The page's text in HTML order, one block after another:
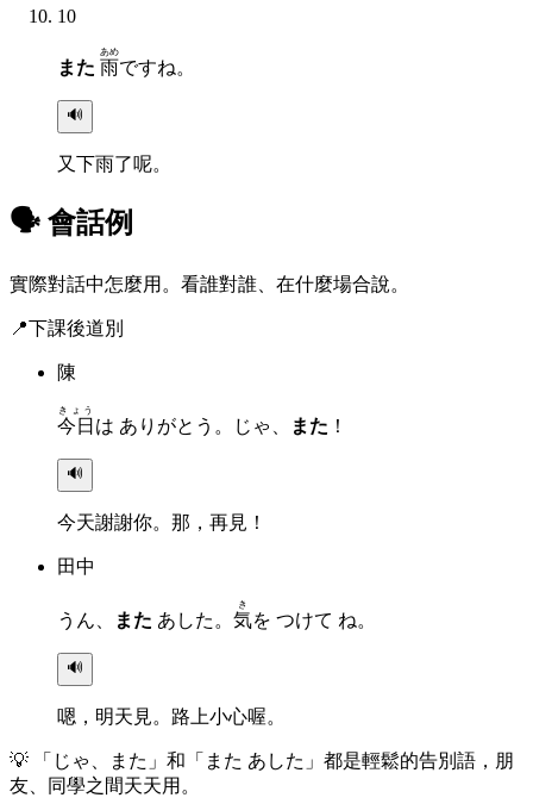
10
また 雨
あめ
ですね。
🔊
又下雨了呢。
🗣 會話例
實際對話中怎麼用。看誰對誰、在什麼場合說。
📍下課後道別
陳
今日
きょう
は ありがとう。じゃ、 また ！
🔊
今天謝謝你。那，再見！
田中
うん、 また あした。 気
き
を つけて ね。
🔊
嗯，明天見。路上小心喔。
💡
「じゃ、また」和「また あした」都是輕鬆的告別語，朋
友、同學之間天天用。